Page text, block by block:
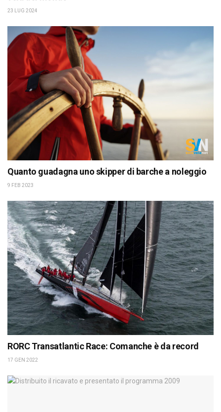
23 LUG 2024
Quanto guadagna uno skipper di barche a noleggio
9 FEB 2023
RORC Transatlantic Race: Comanche è da record
17 GEN 2022